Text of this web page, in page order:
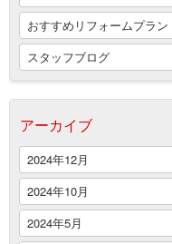
おすすめリフォームプラン
スタッフブログ
アーカイブ
2024年12月
2024年10月
2024年5月